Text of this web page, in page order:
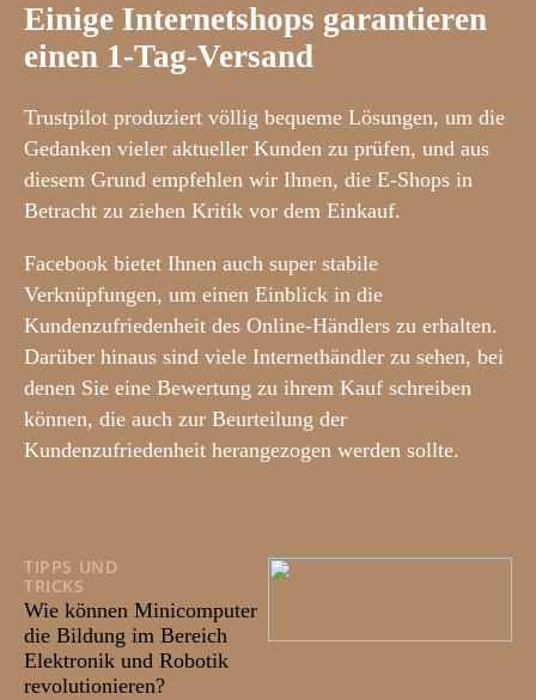
Einige Internetshops garantieren
einen 1-Tag-Versand
Trustpilot produziert völlig bequeme Lösungen, um die
Gedanken vieler aktueller Kunden zu prüfen, und aus
diesem Grund empfehlen wir Ihnen, die E-Shops in
Betracht zu ziehen Kritik vor dem Einkauf.
Facebook bietet Ihnen auch super stabile
Verknüpfungen, um einen Einblick in die
Kundenzufriedenheit des Online-Händlers zu erhalten.
Darüber hinaus sind viele Internethändler zu sehen, bei
denen Sie eine Bewertung zu ihrem Kauf schreiben
können, die auch zur Beurteilung der
Kundenzufriedenheit herangezogen werden sollte.
TIPPS UND
TRICKS
Wie können Minicomputer
die Bildung im Bereich
Elektronik und Robotik
revolutionieren?